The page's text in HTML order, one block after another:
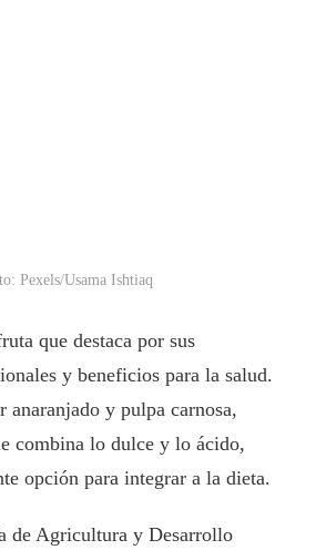
Pexels/Usama Ishtiaq
que destaca por sus
y beneficios para la salud.
anaranjado y pulpa carnosa,
combina lo dulce y lo ácido,
opción para integrar a la dieta.
de Agricultura y Desarrollo